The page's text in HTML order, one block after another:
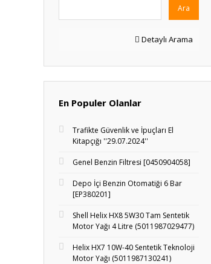
Ara
Detaylı Arama
En Populer Olanlar
Trafikte Güvenlik ve İpuçları El
Kitapçığı ''29.07.2024''
Genel Benzin Filtresi [0450904058]
Depo İçi Benzin Otomatiği 6 Bar
[EP380201]
Shell Helix HX8 5W30 Tam Sentetik
Motor Yağı 4 Litre (5011987029477)
Helix HX7 10W-40 Sentetik Teknoloji
Motor Yağı (5011987130241)